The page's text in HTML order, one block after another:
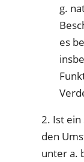
g.
es
2. Ist ein
den
unter a.